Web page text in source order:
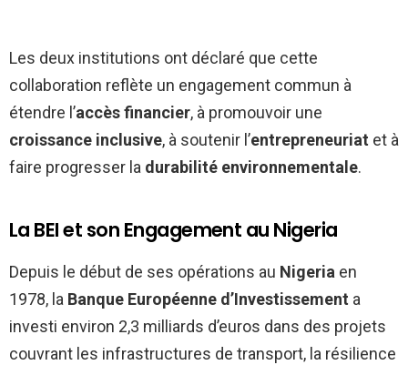
Les deux institutions ont déclaré que cette
collaboration reflète un engagement commun à
étendre l’accès financier, à promouvoir une
croissance inclusive, à soutenir l’entrepreneuriat et à
faire progresser la durabilité environnementale.
La BEI et son Engagement au Nigeria
Depuis le début de ses opérations au Nigeria en
1978, la Banque Européenne d’Investissement a
investi environ 2,3 milliards d’euros dans des projets
couvrant les infrastructures de transport, la résilience